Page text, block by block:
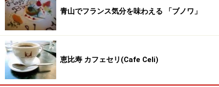
青山でフランス気分を味わえる 「ブノワ」
恵比寿 カフェセリ(Cafe Celi)